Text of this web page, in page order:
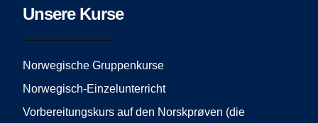
e
o
o
t
g
r
m
t
e
Unsere Kurse
Norwegische Gruppenkurse
Norwegisch-Einzelunterricht
Vorbereitungskurs auf den Norskprøven (die